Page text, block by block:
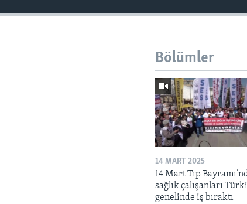
Bölümler
14 MART 2025
14 Mart Tıp
sağlık çalışanları
genelinde iş bıraktı